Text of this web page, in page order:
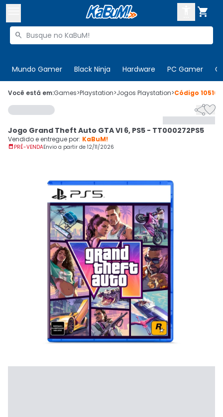

Buscar produtos

Mundo Gamer Black Ninja Hardware PC Gamer
 Olá. Acesse sua conta
 Departamentos
Cupons
Ativar tradutor em libras
CADASTRE-SE
Você está em:Games>Playstation>Jogos Playstation>Código

Jogo Grand Theft Auto GTA VI 6, PS5 - TT000272PS5
Vendido e entregue por: KaBuM!
 PRÉ-VENDAEnvio a partir de 12/11/2026